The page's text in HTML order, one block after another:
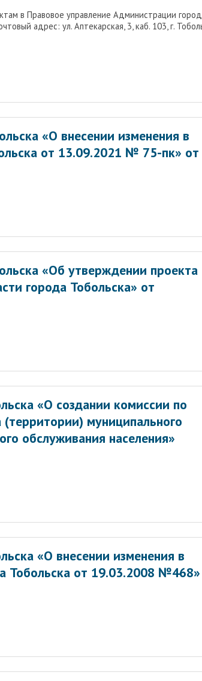
в Правовое управление Администрации
адрес: ул. Аптекарская, 3, каб. 103, г.
«О внесении изменения в
от 13.09.2021 № 75-пк» от
«Об утверждении проекта
города Тобольска» от
«О создании комиссии по
муниципального
обслуживания населения»
«О внесении изменения в
Тобольска от 19.03.2008 №468»